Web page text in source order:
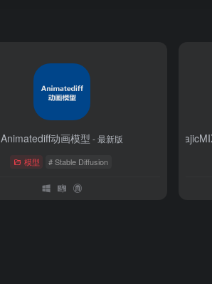
Animatediff动画模型 - 最新版
模型 # Stable Diffusion
【SD1.5大模型】